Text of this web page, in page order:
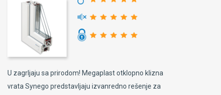
U zagrljaju sa prirodom! Megaplast otklopno klizna
vrata Synego predstavljaju izvanredno rešenje za